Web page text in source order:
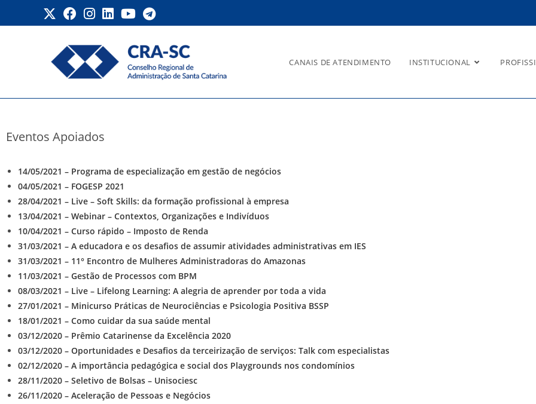
CANAIS DE ATENDIMENTO INSTITUCIONAL
Eventos Apoiados
14/05/2021 – Programa de especialização em gestão de negócios
04/05/2021 – FOGESP 2021
28/04/2021 – Live – Soft Skills: da formação profissional à empresa
13/04/2021 – Webinar – Contextos, Organizações e Indivíduos
10/04/2021 – Curso rápido – Imposto de Renda
31/03/2021 – A educadora e os desafios de assumir atividades administrativas em IES
31/03/2021 – 11° Encontro de Mulheres Administradoras do Amazonas
11/03/2021 – Gestão de Processos com BPM
08/03/2021 – Live – Lifelong Learning: A alegria de aprender por toda a vida
27/01/2021 – Minicurso Práticas de Neurociências e Psicologia Positiva BSSP
18/01/2021 – Como cuidar da sua saúde mental
03/12/2020 – Prêmio Catarinense da Excelência 2020
03/12/2020 – Oportunidades e Desafios da terceirização de serviços: Talk com especialistas
02/12/2020 – A importância pedagógica e social dos Playgrounds nos condomínios
28/11/2020 – Seletivo de Bolsas – Unisociesc
26/11/2020 – Aceleração de Pessoas e Negócios